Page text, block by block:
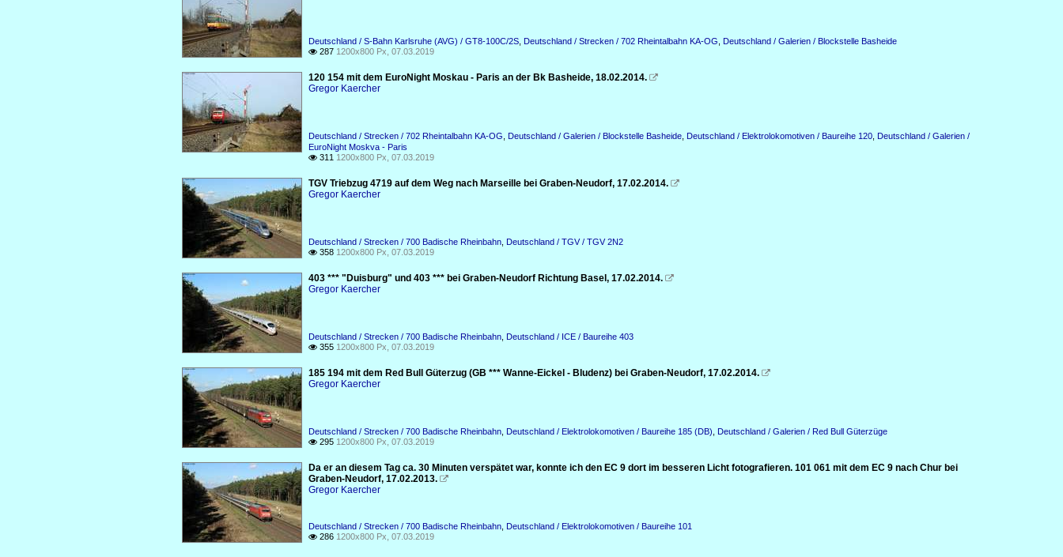
Deutschland / S-Bahn Karlsruhe (AVG) / GT8-100C/2S Deutschland / Strecken / 702 Rheintalbahn KA-OG Deutschland / Galerien / Blockstelle Basheide
 287 1200x800 Px, 07.03.2019
120 154 mit dem EuroNight Moskau - Paris an der Bk Basheide, 18.02.2014. 
Gregor Kaercher
Deutschland / Strecken / 702 Rheintalbahn KA-OG Deutschland / Galerien / Blockstelle Basheide Deutschland / Elektrolokomotiven / Baureihe 120 Deutschland / Galerien /
EuroNight Moskva - Paris
 311 1200x800 Px, 07.03.2019
TGV Triebzug 4719 auf dem Weg nach Marseille bei Graben-Neudorf, 17.02.2014. 
Gregor Kaercher
Deutschland / Strecken / 700 Badische Rheinbahn Deutschland / TGV / TGV 2N2
 358 1200x800 Px, 07.03.2019
403 *** "Duisburg" und 403 *** bei Graben-Neudorf Richtung Basel, 17.02.2014. 
Gregor Kaercher
Deutschland / Strecken / 700 Badische Rheinbahn Deutschland / ICE / Baureihe 403
 355 1200x800 Px, 07.03.2019
185 194 mit dem Red Bull Güterzug (GB *** Wanne-Eickel - Bludenz) bei Graben-Neudorf, 17.02.2014. 
Gregor Kaercher
Deutschland / Strecken / 700 Badische Rheinbahn Deutschland / Elektrolokomotiven / Baureihe 185 (DB) Deutschland / Galerien / Red Bull Güterzüge
 295 1200x800 Px, 07.03.2019
Da er an diesem Tag ca. 30 Minuten verspätet war, konnte ich den EC 9 dort im besseren Licht fotografieren. 101 061 mit dem EC 9 nach Chur bei
Graben-Neudorf, 17.02.2013. 
Gregor Kaercher
Deutschland / Strecken / 700 Badische Rheinbahn Deutschland / Elektrolokomotiven / Baureihe 101
 286 1200x800 Px, 07.03.2019